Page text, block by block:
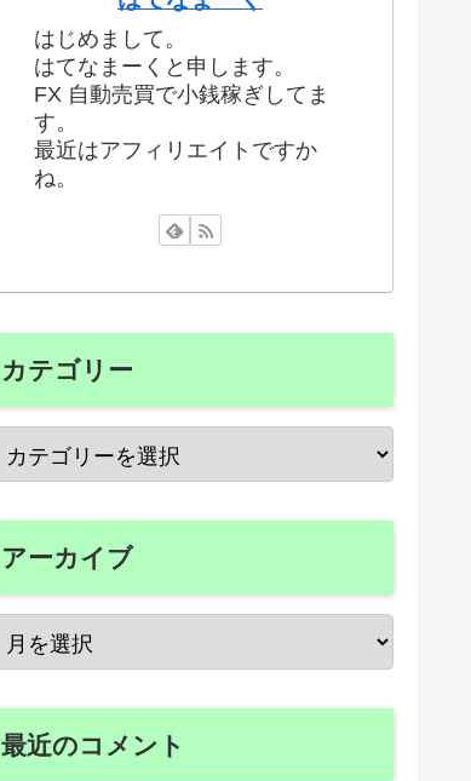
はじめまして。
はてなまーくと申します。
FX 自動売買で小銭稼ぎしてま
す。
最近はアフィリエイトですか
ね。
カテゴリー
アーカイブ
最近のコメント